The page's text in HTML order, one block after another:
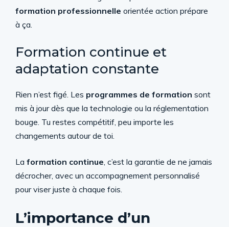
formation professionnelle orientée action prépare
à ça.
Formation continue et
adaptation constante
Rien n’est figé. Les programmes de formation sont
mis à jour dès que la technologie ou la réglementation
bouge. Tu restes compétitif, peu importe les
changements autour de toi.
La formation continue, c’est la garantie de ne jamais
décrocher, avec un accompagnement personnalisé
pour viser juste à chaque fois.
L’importance d’un